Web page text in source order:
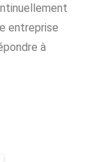
entreprise
à